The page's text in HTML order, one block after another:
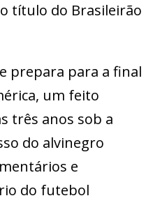
título do Brasileirão
prepara para a final
um feito
três anos sob a
do alvinegro
e
do futebol